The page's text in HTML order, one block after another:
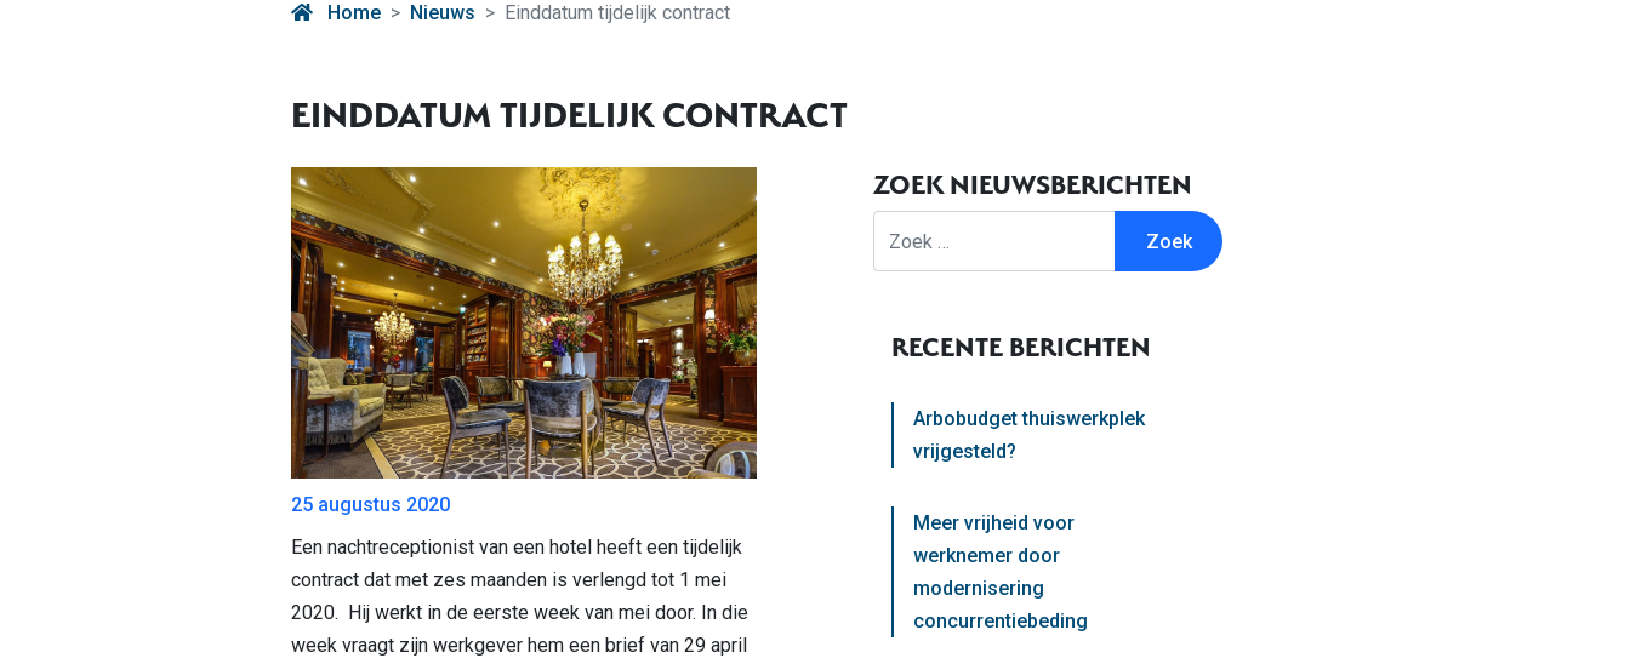
Home Nieuws Einddatum tijdelijk contract
EINDDATUM TIJDELIJK CONTRACT
25 augustus 2020
Een nachtreceptionist van een hotel heeft een tijdelijk
contract dat met zes maanden is verlengd tot 1 mei
2020. Hij werkt in de eerste week van mei door. In die
week vraagt zijn werkgever hem een brief van 29 april
ZOEK NIEUWSBERICHTEN
RECENTE BERICHTEN
Arbobudget thuiswerkplek
vrijgesteld?
Meer vrijheid voor
werknemer door
modernisering
concurrentiebeding